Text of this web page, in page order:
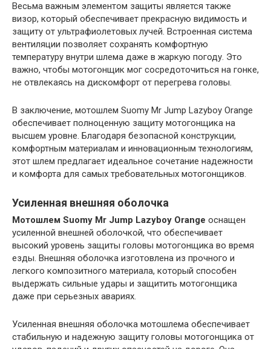
Весьма важным элементом защиты является также
визор, который обеспечивает прекрасную видимость и
защиту от ультрафиолетовых лучей. Встроенная система
вентиляции позволяет сохранять комфортную
температуру внутри шлема даже в жаркую погоду. Это
важно, чтобы мотогонщик мог сосредоточиться на гонке,
не отвлекаясь на дискомфорт от перегрева головы.
В заключение, мотошлем Suomy Mr Jump Lazyboy Orange
обеспечивает полноценную защиту мотогонщика на
высшем уровне. Благодаря безопасной конструкции,
комфортным материалам и инновационным технологиям,
этот шлем предлагает идеальное сочетание надежности
и комфорта для самых требовательных мотогонщиков.
Усиленная внешняя оболочка
Мотошлем Suomy Mr Jump Lazyboy Orange оснащен
усиленной внешней оболочкой, что обеспечивает
высокий уровень защиты головы мотогонщика во время
езды. Внешняя оболочка изготовлена из прочного и
легкого композитного материала, который способен
выдержать сильные удары и защитить мотогонщика
даже при серьезных авариях.
Усиленная внешняя оболочка мотошлема обеспечивает
стабильную и надежную защиту головы мотогонщика от